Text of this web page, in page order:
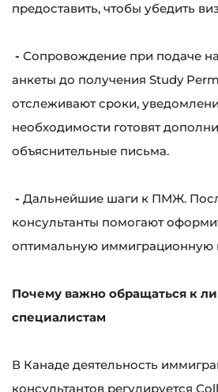
предоставить, чтобы убедить
- Сопровождение при подаче
анкеты до получения Study
отслеживают сроки,
необходимости готовят
объяснительные письма.
- Дальнейшие шаги к ПМЖ.
консультанты помогают
оптимальную иммиграционную
Почему важно обращаться к
специалистам
В Канаде деятельность
консультантов регулируется